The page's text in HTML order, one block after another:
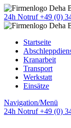
24h Notruf +49 (0)
Startseite
Kranarbeit
Transport
Werkstatt
Einsätze
Navigation/Menü
24h Notruf +49 (0)